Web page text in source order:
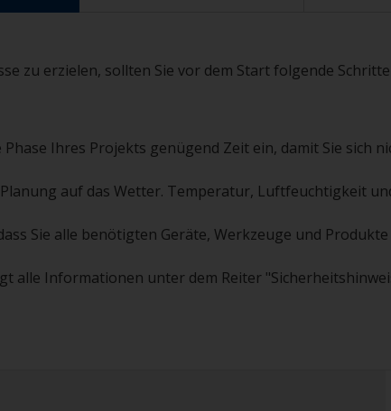
zu erzielen, sollten Sie vor dem Start folgende
Phase Ihres Projekts genügend Zeit ein, damit Sie sich
auf das Wetter. Temperatur, Luftfeuchtigkeit
Sie alle benötigten Geräte, Werkzeuge und
alle Informationen unter dem Reiter